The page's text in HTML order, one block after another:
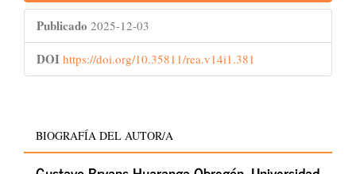
Publicado 2025-12-03
DOI https://doi.org/10.35811/rea.v14i1.381
BIOGRAFÍA DEL AUTOR/A